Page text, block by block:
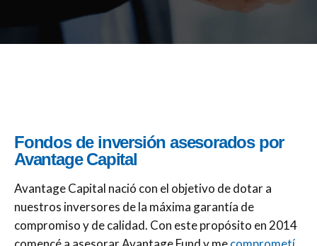
Fondos de inversión asesorados por
Avantage Capital
Avantage Capital nació con el objetivo de dotar a
nuestros inversores de la máxima garantía de
compromiso y de calidad. Con este propósito en 2014